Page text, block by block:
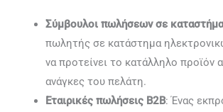
Σύμβουλοι πωλήσεων σε
πωλητής σε κατάστημα
να προτείνει το κατάλληλο προϊόν
ανάγκες του πελάτη.
Εταιρικές πωλήσεις B2B: Ένας